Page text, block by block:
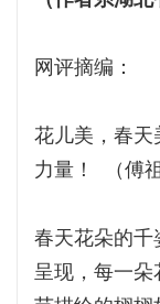
网评摘编：
花儿美，春天
力量！ （傅祖
春天花朵的千
呈现，每一